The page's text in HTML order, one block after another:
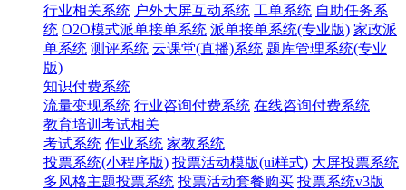
行业相关系统 户外大屏互动系统 工单系统 自助任务系
统 O2O模式派单接单系统 派单接单系统(专业版) 家政派
单系统 测评系统 云课堂(直播)系统 题库管理系统(专业
版)
知识付费系统
流量变现系统 行业咨询付费系统 在线咨询付费系统
教育培训考试相关
考试系统 作业系统 家教系统
投票系统(小程序版) 投票活动模版(ui样式) 大屏投票系统
多风格主题投票系统 投票活动套餐购买 投票系统v3版